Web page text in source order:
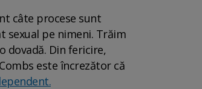
câte procese sunt
sexual pe nimeni. Trăim
dovadă. Din fericire,
este încrezător că